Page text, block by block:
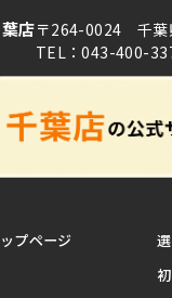
店〒264-0024 千葉
TEL：043-400-
プページ